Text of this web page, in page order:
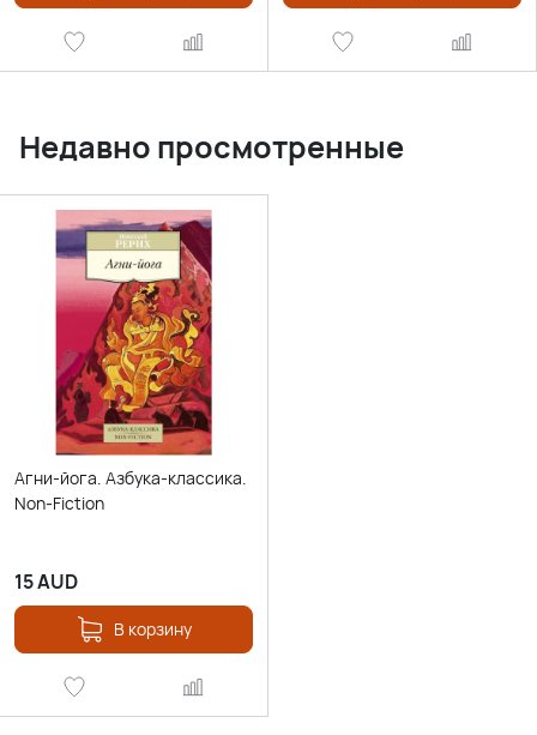
Недавно просмотренные
Агни-йога. Азбука-классика.
Non-Fiction
15AUD
В корзину